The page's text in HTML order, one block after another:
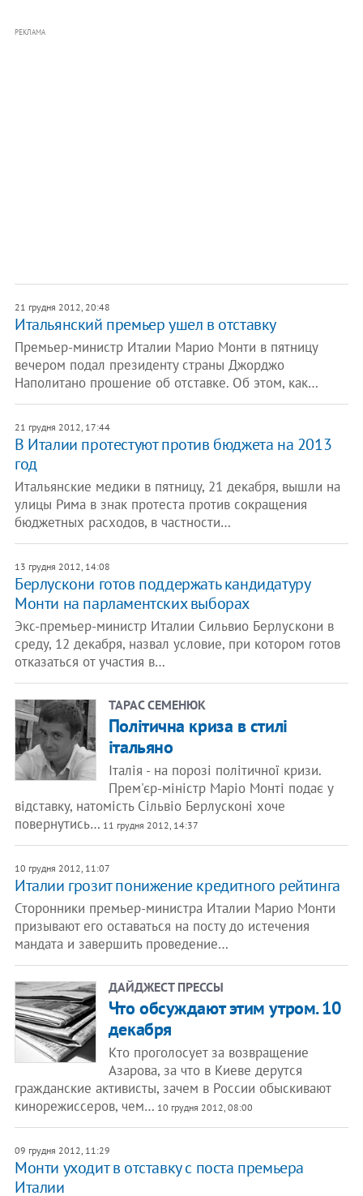
РЕКЛАМА
21 грудня 2012, 20:48
Итальянский премьер ушел в отставку
Премьер-министр Италии Марио Монти в пятницу
вечером подал президенту страны Джорджо
Наполитано прошение об отставке. Об этом, как…
21 грудня 2012, 17:44
В Италии протестуют против бюджета на 2013
год
Итальянские медики в пятницу, 21 декабря, вышли на
улицы Рима в знак протеста против сокращения
бюджетных расходов, в частности…
13 грудня 2012, 14:08
Берлускони готов поддержать кандидатуру
Монти на парламентских выборах
Экс-премьер-министр Италии Сильвио Берлускони в
среду, 12 декабря, назвал условие, при котором готов
отказаться от участия в…
ТАРАС СЕМЕНЮК
Політична криза в стилі
італьяно
Італія - на порозі політичної кризи.
Прем'єр-міністр Маріо Монті подає у
відставку, натомість Сільвіо Берлусконі хоче
повернутись… 11 грудня 2012, 14:37
10 грудня 2012, 11:07
Италии грозит понижение кредитного рейтинга
Сторонники премьер-министра Италии Марио Монти
призывают его оставаться на посту до истечения
мандата и завершить проведение…
ДАЙДЖЕСТ ПРЕССЫ
Что обсуждают этим утром. 10
декабря
Кто проголосует за возвращение
Азарова, за что в Киеве дерутся
гражданские активисты, зачем в России обыскивают
кинорежиссеров, чем… 10 грудня 2012, 08:00
09 грудня 2012, 11:29
Монти уходит в отставку с поста премьера
Италии